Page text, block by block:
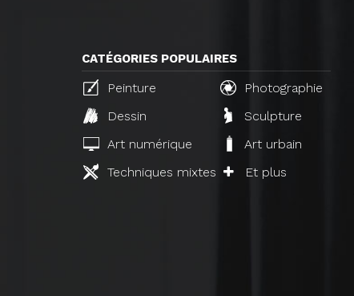
CATÉGORIES POPULAIRES
Peinture
Photographie
Dessin
Sculpture
Art numérique
Art urbain
Techniques mixtes
Et plus